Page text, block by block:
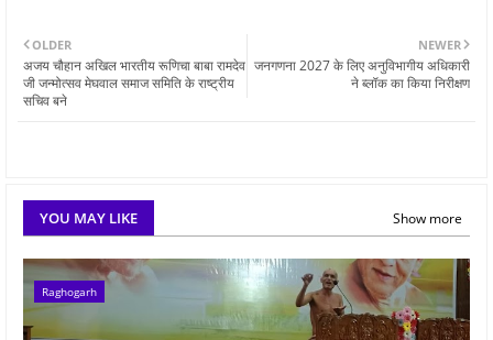
NEWER
जनगणना 2027 के लिए अनुविभागीय अधिकारी
ने ब्लॉक का किया निरीक्षण
OLDER
अजय चौहान अखिल भारतीय रूणिचा बाबा रामदेव
जी जन्मोत्सव मेघवाल समाज समिति के राष्ट्रीय
सचिव बने
YOU MAY LIKE Show more
Raghogarh